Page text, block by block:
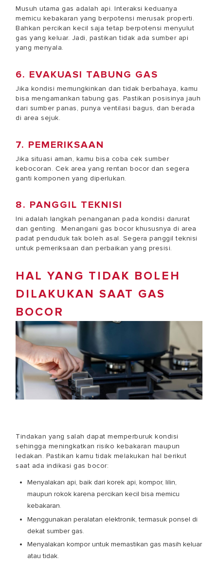
Musuh utama gas adalah api. Interaksi keduanya
memicu kebakaran yang berpotensi merusak properti.
Bahkan percikan kecil saja tetap berpotensi menyulut
gas yang keluar. Jadi, pastikan tidak ada sumber api
yang menyala.
6. EVAKUASI TABUNG GAS
Jika kondisi memungkinkan dan tidak berbahaya, kamu
bisa mengamankan tabung gas. Pastikan posisinya jauh
dari sumber panas, punya ventilasi bagus, dan berada
di area sejuk.
7. PEMERIKSAAN
Jika situasi aman, kamu bisa coba cek sumber
kebocoran. Cek area yang rentan bocor dan segera
ganti komponen yang diperlukan.
8. PANGGIL TEKNISI
Ini adalah langkah penanganan pada kondisi darurat
dan genting. Menangani gas bocor khususnya di area
padat penduduk tak boleh asal. Segera panggil teknisi
untuk pemeriksaan dan perbaikan yang presisi.
HAL YANG TIDAK BOLEH
DILAKUKAN SAAT GAS
BOCOR
Tindakan yang salah dapat memperburuk kondisi
sehingga meningkatkan risiko kebakaran maupun
ledakan. Pastikan kamu tidak melakukan hal berikut
saat ada indikasi gas bocor:
Menyalakan api, baik dari korek api, kompor, lilin,
maupun rokok karena percikan kecil bisa memicu
kebakaran.
Menggunakan peralatan elektronik, termasuk ponsel di
dekat sumber gas.
Menyalakan kompor untuk memastikan gas masih keluar
atau tidak.